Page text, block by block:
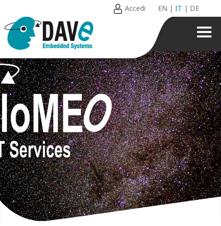
Accedi EN |IT | DE